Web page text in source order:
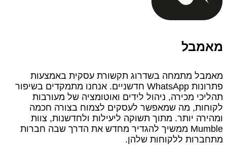
מאמבל
מאמבל מתמחה בשדרוג תקשורת עסקית באמצעות
פתרונות WhatsApp חדשניים. אנחנו מתמקדים בשיפור
תהליכי מכירה, ניהול לידים ואוטומציה של מעורבות
לקוחות, מה שמאפשר לעסקים לצמוח בצורה חכמה
ומהירה יותר. מתוך תשוקה ליעילות ולחדשנות, צוות
Mumble ממשיך להגדיר מחדש את הדרך שבה חברות
מתחברות ללקוחות שלהן.